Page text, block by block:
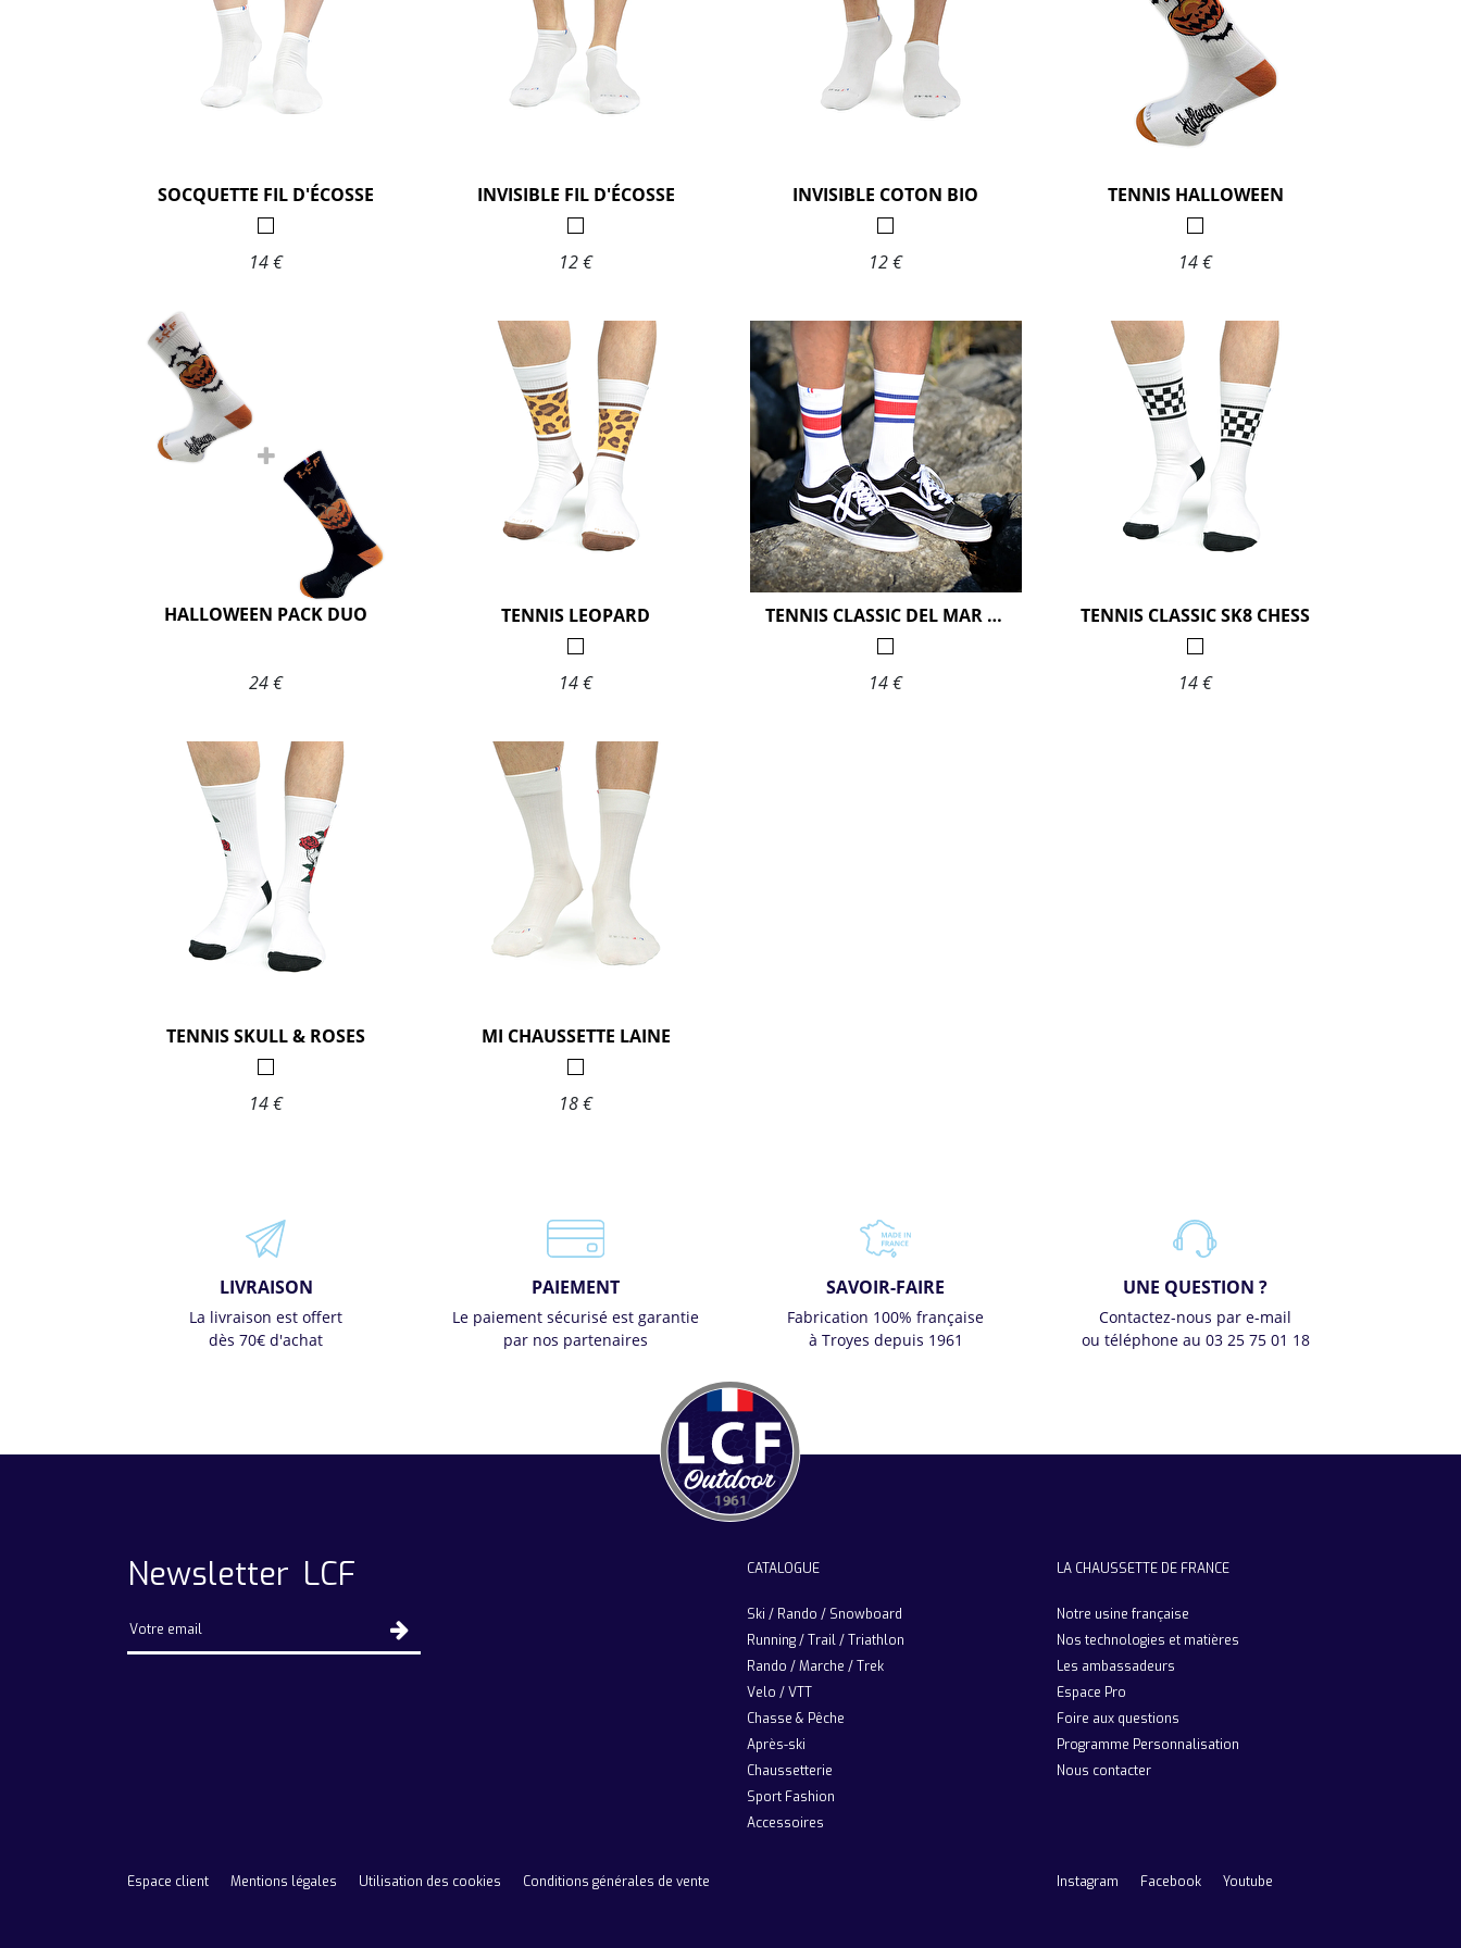
SOCQUETTE FIL D'ÉCOSSE
14 €
INVISIBLE FIL D'ÉCOSSE
12 €
INVISIBLE COTON BIO
12 €
TENNIS HALLOWEEN
14 €
HALLOWEEN PACK DUO
24 €
TENNIS LEOPARD
14 €
TENNIS CLASSIC DEL MAR SK8
14 €
TENNIS CLASSIC SK8 CHESS
14 €
TENNIS SKULL & ROSES
14 €
MI CHAUSSETTE LAINE
18 €
LIVRAISON
La livraison est offert
dès 70€ d'achat
PAIEMENT
Le paiement sécurisé est garantie
par nos partenaires
SAVOIR-FAIRE
Fabrication 100% française
à Troyes depuis 1961
UNE QUESTION ?
Contactez-nous par e-mail
ou téléphone au 03 25 75 01 18
Newsletter LCF CATALOGUE
Ski / Rando / Snowboard
Running / Trail / Triathlon
Rando / Marche / Trek
Velo / VTT
Chasse & Pêche
Après-ski
Chaussetterie
Sport Fashion
Accessoires
LA CHAUSSETTE DE FRANCE
Notre usine française
Nos technologies et matières
Les ambassadeurs
Espace Pro
Foire aux questions
Programme Personnalisation
Nous contacter
Espace client Mentions légales Utilisation des cookies Conditions générales de vente Instagram Facebook Youtube